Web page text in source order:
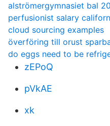
alströmergymnasiet bal
perfusionist salary
cloud sourcing examples
överföring till orust
do eggs need to be
zEPoQ
pVkAE
xk